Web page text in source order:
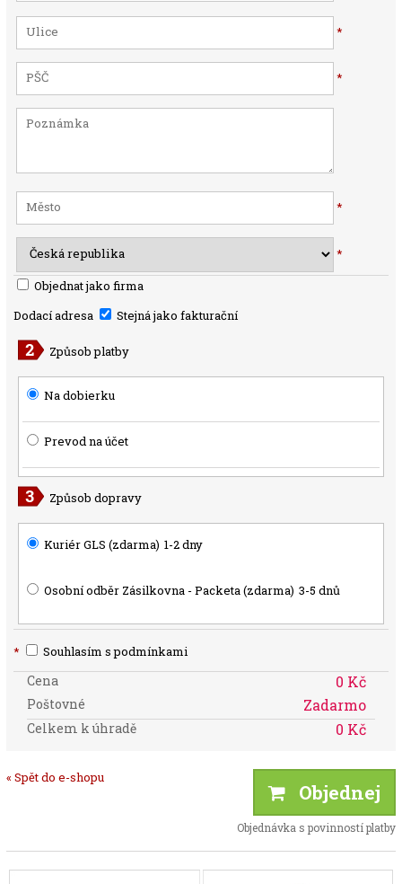
*
*
*
*
Objednat jako firma
Dodací adresa
Stejná jako fakturační
Způsob platby
Na dobierku
Prevod na účet
Způsob dopravy
Kuriér GLS (zdarma) 1-2 dny
Osobní odběr Zásilkovna - Packeta (zdarma) 3-5 dnů
* Souhlasím s podmínkami
Cena 0 Kč
Poštovné Zadarmo
Celkem k úhradě 0 Kč
« Spět do e-shopu
Objednej
Objednávka s povinností platby